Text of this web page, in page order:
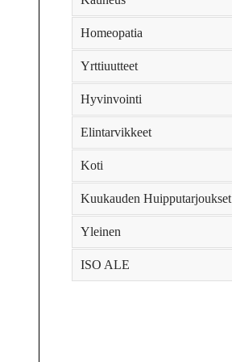
Homeopatia
Yrttiuutteet
Hyvinvointi
Elintarvikkeet
Koti
Kuukauden Huipputarjoukset
Yleinen
ISO ALE